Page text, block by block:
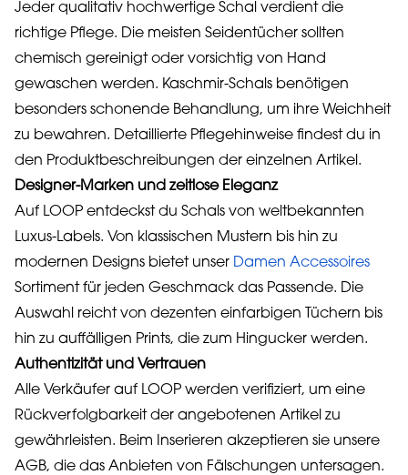
Jeder qualitativ hochwertige Schal verdient die
richtige Pflege. Die meisten Seidentücher sollten
chemisch gereinigt oder vorsichtig von Hand
gewaschen werden. Kaschmir-Schals benötigen
besonders schonende Behandlung, um ihre Weichheit
zu bewahren. Detaillierte Pflegehinweise findest du in
den Produktbeschreibungen der einzelnen Artikel.
Designer-Marken und zeitlose Eleganz
Auf LOOP entdeckst du Schals von weltbekannten
Luxus-Labels. Von klassischen Mustern bis hin zu
modernen Designs bietet unser Damen Accessoires
Sortiment für jeden Geschmack das Passende. Die
Auswahl reicht von dezenten einfarbigen Tüchern bis
hin zu auffälligen Prints, die zum Hingucker werden.
Authentizität und Vertrauen
Alle Verkäufer auf LOOP werden verifiziert, um eine
Rückverfolgbarkeit der angebotenen Artikel zu
gewährleisten. Beim Inserieren akzeptieren sie unsere
AGB, die das Anbieten von Fälschungen untersagen.